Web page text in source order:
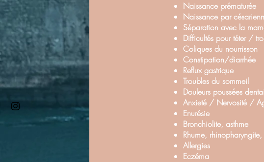
Naissance prématurée
Naissance par
Séparation avec la
Difficultés pour téter /
Coliques du nourrisson
Constipation/diarrhée
Reflux gastrique
Troubles du sommeil
Douleurs poussées
Anxieté / Nervosité /
Enurésie
Bronchiolite, asthme
Rhume,
Allergies
Eczéma